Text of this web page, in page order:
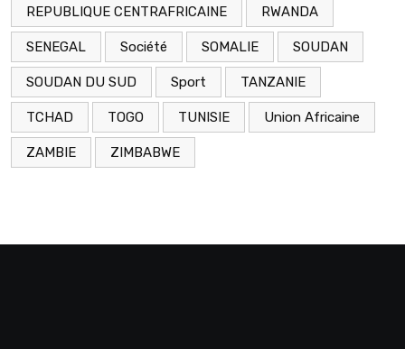
REPUBLIQUE CENTRAFRICAINE RWANDA
SENEGAL Société SOMALIE SOUDAN
SOUDAN DU SUD Sport TANZANIE
TCHAD TOGO TUNISIE Union Africaine
ZAMBIE ZIMBABWE